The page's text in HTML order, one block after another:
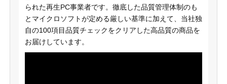
られた再生PC事業者です。徹底した品質管理体制のも
とマイクロソフトが定める厳しい基準に加えて、当社独
自の100項目品質チェックをクリアした高品質の商品を
お届けしています。